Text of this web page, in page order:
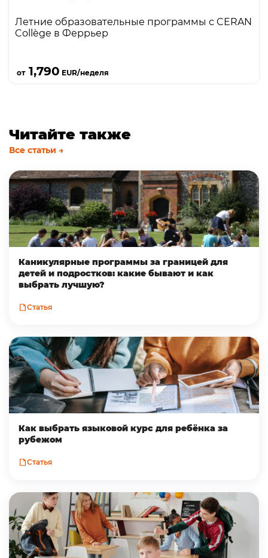
Летние образовательные программы с CERAN
Collège в Феррьер
от1,790 EUR/неделя
Читайте также
Все статьи →
Каникулярные программы за границей для
детей и подростков: какие бывают и как
выбрать лучшую?
Статья
Как выбрать языковой курс для ребёнка за
рубежом
Статья